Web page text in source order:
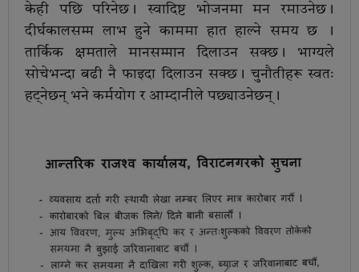
केही पछि परिनेछ। स्वादिष्ट भोजनमा मन रमाउनेछ।
दीर्घकालसम्म लाभ हुने काममा हात हाल्ने समय छ ।
तार्किक क्षमताले मानसम्मान दिलाउन सक्छ। भाग्यले
सोचेभन्दा बढी नै फाइदा दिलाउन सक्छ। चुनौतीहरू स्वतः
हट्नेछन् भने कर्मयोग र आम्दानीले पछ्याउनेछन्।